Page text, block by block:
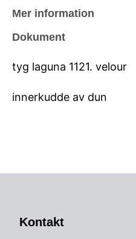
Mer information
Dokument
tyg laguna 1121. velour
innerkudde av dun
Kontakt